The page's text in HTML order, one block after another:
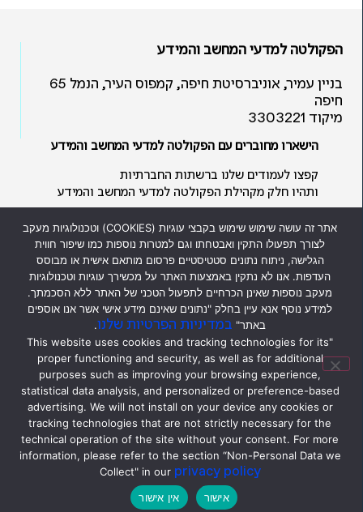
הפקולטה למדעי המחשב והמידע
בניין עמיר, אוניברסיטת חיפה, קמפוס העיר, הנמל 65
חיפה
מיקוד 3303221
הישארו מחוברים עם הפקולטה למדעי המחשב והמידע
קפצו לעמודים שלנו ברשתות החברתיות
ותהיו חלק מקהילת הפקולטה למדעי המחשב והמידע
כל הזכויות שמורות לפקולטה למדעי
המחשב והמידע ולאוניברסיטת חיפה ©
2026
2026 © All rights reserved to
Faculty of Computer
&InformationScience and to
University of Haifa
מסמך מדיניות הגנת הפרטיות
עברית
אתר זה עושה שימוש שימוש בקבצי עוגיות (COOKIES) וטכנולוגיות מעקב
לצורך תפעולו התקין ואבטחתו וגם למטרות נוספות כמו שיפור חווית
הגלישה, ניתוח נתונים סטטיסטיים פרסום מותאם אישית או מבוסס
העדפות. אנו לא נתקין באמצעות האתר על מכשירך עוגיות וטכנולוגיות
מעקב נוספות שאינן הכרחיים לתפעול הטכני של האתר ללא הסכמתך.
למידע נוסף אנא עיין בחלק "נתונים שאינם מידע אישי אשר אנו אוספים
באתר" במדיניות הפרטיות שלנו.
"This website uses cookies and tracking technologies for its
proper functioning and security, as well as for additional
purposes such as improving your browsing experience,
statistical data analysis, and personalized or preference-based
advertising. We will not install on your device any cookies or
tracking technologies that are not strictly necessary for the
technical operation of the site without your consent. For more
information, please refer to the section “Non-Personal Data we
Collect" in our privacy policy
אישור אין אישור